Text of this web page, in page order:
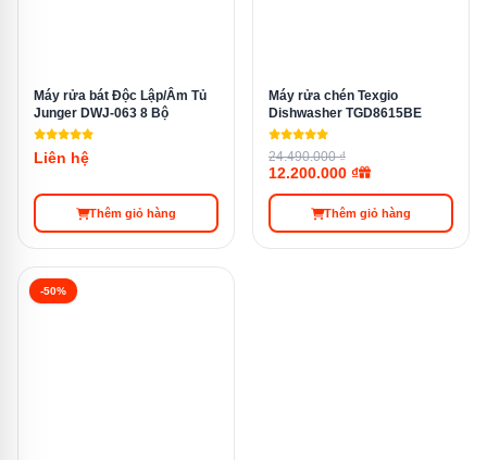
Rửa tiết kiệm(hay còn gọi là Eco) được thiết kế để
giảm thiểu tiêu thụ nước và điện năng trong quá
trình rửa. Chương trình này sử dụng nhiệt độ nước
thấp hơn và thời gian rửa dài hơn để tiết kiệm tài
nguyên mà vẫn đảm bảo bát đĩa được làm sạch
hiệu quả.
Rửa liên tụccho phép máy thực hiện liên tục các
chu trình rửa mà không cần phải dừng lại hoặc xả
Máy rửa bát Độc Lập/Âm Tủ
Junger DWJ-063 8 Bộ
Liên hệ
Thêm giỏ hàng
Máy rửa chén Texgio
Dishwasher TGD8615BE
24.490.000 ₫
12.200.000 ₫
Thêm giỏ hàng
-50%